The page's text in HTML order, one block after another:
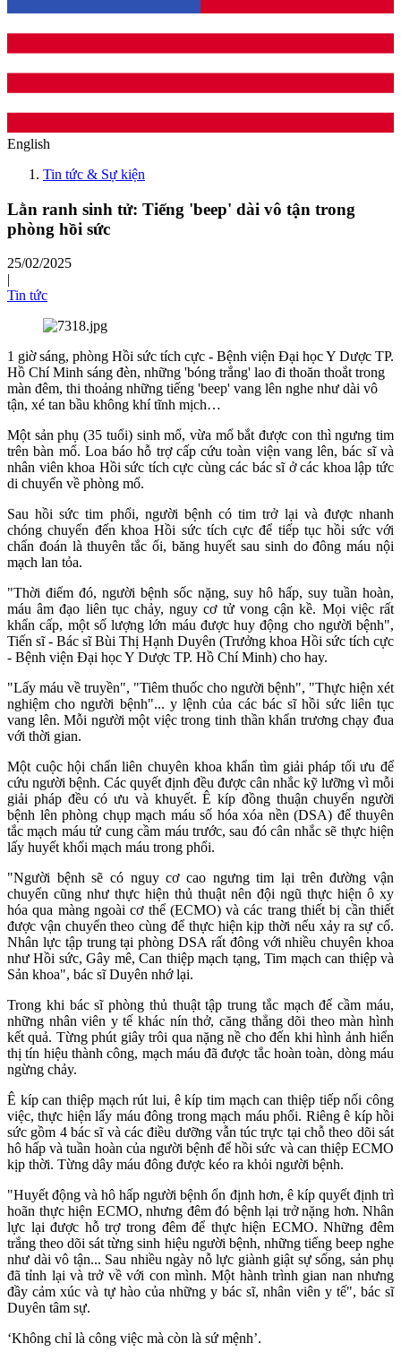
English
Tin tức & Sự kiện
Lằn ranh sinh tử: Tiếng 'beep' dài vô tận trong
phòng hồi sức
25/02/2025
|
Tin tức
1 giờ sáng, phòng Hồi sức tích cực - Bệnh viện Đại học Y Dược TP.
Hồ Chí Minh sáng đèn, những 'bóng trắng' lao đi thoăn thoắt trong
màn đêm, thi thoảng những tiếng 'beep' vang lên nghe như dài vô
tận, xé tan bầu không khí tĩnh mịch…
Một sản phụ (35 tuổi) sinh mổ, vừa mổ bắt được con thì ngưng tim
trên bàn mổ. Loa báo hỗ trợ cấp cứu toàn viện vang lên, bác sĩ và
nhân viên khoa Hồi sức tích cực cùng các bác sĩ ở các khoa lập tức
di chuyển về phòng mổ.
Sau hồi sức tim phổi, người bệnh có tim trở lại và được nhanh
chóng chuyển đến khoa Hồi sức tích cực để tiếp tục hồi sức với
chẩn đoán là thuyên tắc ối, băng huyết sau sinh do đông máu nội
mạch lan tỏa.
"Thời điểm đó, người bệnh sốc nặng, suy hô hấp, suy tuần hoàn,
máu âm đạo liên tục chảy, nguy cơ tử vong cận kề. Mọi việc rất
khẩn cấp, một số lượng lớn máu được huy động cho người bệnh",
Tiến sĩ - Bác sĩ Bùi Thị Hạnh Duyên (Trưởng khoa Hồi sức tích cực
- Bệnh viện Đại học Y Dược TP. Hồ Chí Minh) cho hay.
"Lấy máu về truyền", "Tiêm thuốc cho người bệnh", "Thực hiện xét
nghiệm cho người bệnh"... y lệnh của các bác sĩ hồi sức liên tục
vang lên. Mỗi người một việc trong tinh thần khẩn trương chạy đua
với thời gian.
Một cuộc hội chẩn liên chuyên khoa khẩn tìm giải pháp tối ưu để
cứu người bệnh. Các quyết định đều được cân nhắc kỹ lưỡng vì mỗi
giải pháp đều có ưu và khuyết. Ê kíp đồng thuận chuyển người
bệnh lên phòng chụp mạch máu số hóa xóa nền (DSA) để thuyên
tắc mạch máu tử cung cầm máu trước, sau đó cân nhắc sẽ thực hiện
lấy huyết khối mạch máu trong phổi.
"Người bệnh sẽ có nguy cơ cao ngưng tim lại trên đường vận
chuyển cũng như thực hiện thủ thuật nên đội ngũ thực hiện ô xy
hóa qua màng ngoài cơ thể (ECMO) và các trang thiết bị cần thiết
được vận chuyển theo cùng để thực hiện kịp thời nếu xảy ra sự cố.
Nhân lực tập trung tại phòng DSA rất đông với nhiều chuyên khoa
như Hồi sức, Gây mê, Can thiệp mạch tạng, Tim mạch can thiệp và
Sản khoa", bác sĩ Duyên nhớ lại.
Trong khi bác sĩ phòng thủ thuật tập trung tắc mạch để cầm máu,
những nhân viên y tế khác nín thở, căng thẳng dõi theo màn hình
kết quả. Từng phút giây trôi qua nặng nề cho đến khi hình ảnh hiển
thị tín hiệu thành công, mạch máu đã được tắc hoàn toàn, dòng máu
ngừng chảy.
Ê kíp can thiệp mạch rút lui, ê kíp tim mạch can thiệp tiếp nối công
việc, thực hiện lấy máu đông trong mạch máu phổi. Riêng ê kíp hồi
sức gồm 4 bác sĩ và các điều dưỡng vẫn túc trực tại chỗ theo dõi sát
hô hấp và tuần hoàn của người bệnh để hồi sức và can thiệp ECMO
kịp thời. Từng dây máu đông được kéo ra khỏi người bệnh.
"Huyết động và hô hấp người bệnh ổn định hơn, ê kíp quyết định trì
hoãn thực hiện ECMO, nhưng đêm đó bệnh lại trở nặng hơn. Nhân
lực lại được hỗ trợ trong đêm để thực hiện ECMO. Những đêm
trắng theo dõi sát từng sinh hiệu người bệnh, những tiếng beep nghe
như dài vô tận... Sau nhiều ngày nỗ lực giành giật sự sống, sản phụ
đã tỉnh lại và trở về với con mình. Một hành trình gian nan nhưng
đầy cảm xúc và tự hào của những y bác sĩ, nhân viên y tế", bác sĩ
Duyên tâm sự.
‘Không chỉ là công việc mà còn là sứ mệnh’.